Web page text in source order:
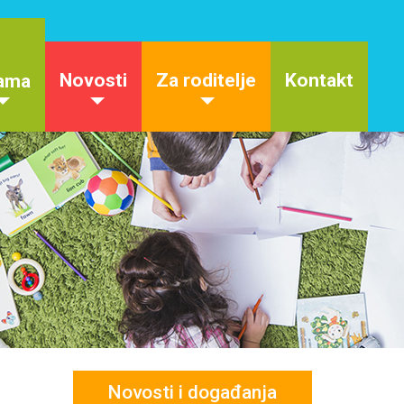
Novosti Za roditelje Kontakt
Novosti i događanja